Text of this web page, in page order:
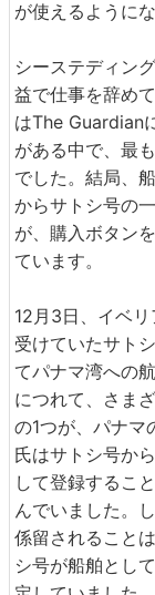
が使えるように
シーステディン
益で仕事を辞め
はThe Guardian
がある中で、最
でした。結局、
からサトシ号の
が、購入ボタン
ています。
12月3日、イベ
受けていたサト
てパナマ湾への
につれて、さま
の1つが、パナマ
氏はサトシ号か
して登録するこ
んでいました。
係留されること
シ号が船舶とし